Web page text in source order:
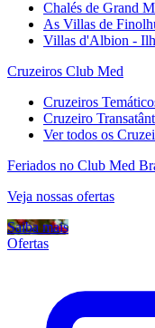
Chalés de Grand
As Villas de
Villas d'Albion -
Cruzeiros Club Med
Cruzeiros
Cruzeiro
Ver todos os
Feriados no Club Med
Veja nossas ofertas
Saiba mais
Ofertas